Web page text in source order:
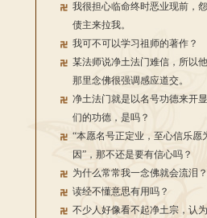
我很担心临命终时恶业现前，
债主来拉我。
我可不可以学习祖师的著作？
某法师说净土法门难信，所以
那里念佛很强调感应道交。
净土法门就是以名号功德来开
们的功德，是吗？
“本愿名号正定业，至心信乐愿
因”，那不还是要有信心吗？
为什么常常我一念佛就会流泪？
读经不懂意思有用吗？
不少人好像看不起净土宗，认